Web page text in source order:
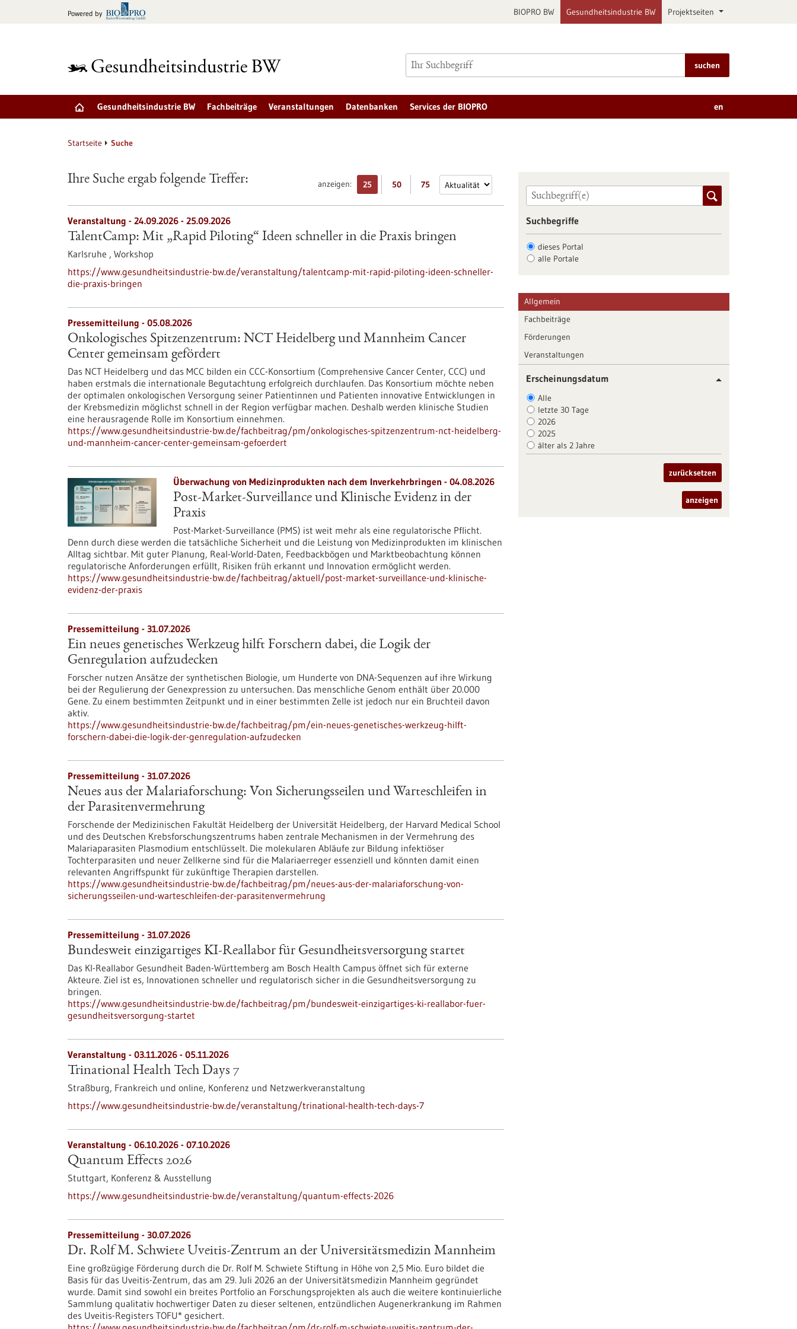
Powered by BIOPRO BW Gesundheitsindustrie BW Projektseiten
suchen
Gesundheitsindustrie BW Fachbeiträge Veranstaltungen Datenbanken Services der BIOPRO en
Startseite Suche
anzeigen: 25 50 75
Ihre Suche ergab folgende Treffer:
Veranstaltung - 24.09.2026 - 25.09.2026
TalentCamp: Mit „Rapid Piloting“ Ideen schneller in die Praxis bringen
Karlsruhe , Workshop
https://www.gesundheitsindustrie-bw.de/veranstaltung/talentcamp-mit-rapid-piloting-ideen-schneller-
die-praxis-bringen
Pressemitteilung - 05.08.2026
Onkologisches Spitzenzentrum: NCT Heidelberg und Mannheim Cancer
Center gemeinsam gefördert
Das NCT Heidelberg und das MCC bilden ein CCC-Konsortium (Comprehensive Cancer Center, CCC) und
haben erstmals die internationale Begutachtung erfolgreich durchlaufen. Das Konsortium möchte neben
der optimalen onkologischen Versorgung seiner Patientinnen und Patienten innovative Entwicklungen in
der Krebsmedizin möglichst schnell in der Region verfügbar machen. Deshalb werden klinische Studien
eine herausragende Rolle im Konsortium einnehmen.
https://www.gesundheitsindustrie-bw.de/fachbeitrag/pm/onkologisches-spitzenzentrum-nct-heidelberg-
und-mannheim-cancer-center-gemeinsam-gefoerdert
Überwachung von Medizinprodukten nach dem Inverkehrbringen - 04.08.2026
Post-Market-Surveillance und Klinische Evidenz in der
Praxis
Post-Market-Surveillance (PMS) ist weit mehr als eine regulatorische Pflicht.
Denn durch diese werden die tatsächliche Sicherheit und die Leistung von Medizinprodukten im klinischen
Alltag sichtbar. Mit guter Planung, Real-World-Daten, Feedbackbögen und Marktbeobachtung können
regulatorische Anforderungen erfüllt, Risiken früh erkannt und Innovation ermöglicht werden.
https://www.gesundheitsindustrie-bw.de/fachbeitrag/aktuell/post-market-surveillance-und-klinische-
evidenz-der-praxis
Pressemitteilung - 31.07.2026
Ein neues genetisches Werkzeug hilft Forschern dabei, die Logik der
Genregulation aufzudecken
Forscher nutzen Ansätze der synthetischen Biologie, um Hunderte von DNA-Sequenzen auf ihre Wirkung
bei der Regulierung der Genexpression zu untersuchen. Das menschliche Genom enthält über 20.000
Gene. Zu einem bestimmten Zeitpunkt und in einer bestimmten Zelle ist jedoch nur ein Bruchteil davon
aktiv.
https://www.gesundheitsindustrie-bw.de/fachbeitrag/pm/ein-neues-genetisches-werkzeug-hilft-
forschern-dabei-die-logik-der-genregulation-aufzudecken
Pressemitteilung - 31.07.2026
Neues aus der Malariaforschung: Von Sicherungsseilen und Warteschleifen in
der Parasitenvermehrung
Forschende der Medizinischen Fakultät Heidelberg der Universität Heidelberg, der Harvard Medical School
und des Deutschen Krebsforschungszentrums haben zentrale Mechanismen in der Vermehrung des
Malariaparasiten Plasmodium entschlüsselt. Die molekularen Abläufe zur Bildung infektiöser
Tochterparasiten und neuer Zellkerne sind für die Malariaerreger essenziell und könnten damit einen
relevanten Angriffspunkt für zukünftige Therapien darstellen.
https://www.gesundheitsindustrie-bw.de/fachbeitrag/pm/neues-aus-der-malariaforschung-von-
sicherungsseilen-und-warteschleifen-der-parasitenvermehrung
Pressemitteilung - 31.07.2026
Bundesweit einzigartiges KI-Reallabor für Gesundheits­versorgung startet
Das KI-Reallabor Gesundheit Baden-Württemberg am Bosch Health Campus öffnet sich für externe
Akteure. Ziel ist es, Innovationen schneller und regulatorisch sicher in die Gesundheitsversorgung zu
bringen.
https://www.gesundheitsindustrie-bw.de/fachbeitrag/pm/bundesweit-einzigartiges-ki-reallabor-fuer-
gesundheitsversorgung-startet
Veranstaltung - 03.11.2026 - 05.11.2026
Trinational Health Tech Days 7
Straßburg, Frankreich und online, Konferenz und Netzwerkveranstaltung
https://www.gesundheitsindustrie-bw.de/veranstaltung/trinational-health-tech-days-7
Veranstaltung - 06.10.2026 - 07.10.2026
Quantum Effects 2026
Stuttgart, Konferenz & Ausstellung
https://www.gesundheitsindustrie-bw.de/veranstaltung/quantum-effects-2026
Pressemitteilung - 30.07.2026
Dr. Rolf M. Schwiete Uveitis-Zentrum an der Universitätsmedizin Mannheim
Eine großzügige Förderung durch die Dr. Rolf M. Schwiete Stiftung in Höhe von 2,5 Mio. Euro bildet die
Basis für das Uveitis-Zentrum, das am 29. Juli 2026 an der Universitätsmedizin Mannheim gegründet
wurde. Damit sind sowohl ein breites Portfolio an Forschungsprojekten als auch die weitere kontinuierliche
Sammlung qualitativ hochwertiger Daten zu dieser seltenen, entzündlichen Augenerkrankung im Rahmen
des Uveitis-Registers TOFU* gesichert.
Suchbegriffe
dieses Portal
alle Portale
Allgemein
Fachbeiträge
Förderungen
Veranstaltungen
Erscheinungsdatum
Alle
letzte 30 Tage
2026
2025
älter als 2 Jahre
zurücksetzen
anzeigen